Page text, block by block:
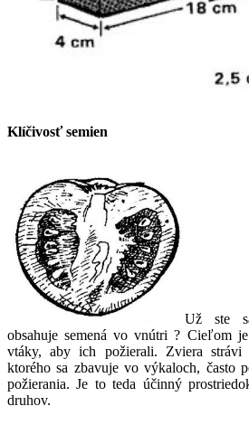
Klíčivosť semien
Už ste
obsahuje semená vo vnútri ? Cieľom
vtáky, aby ich požierali. Zviera strávi
ktorého sa zbavuje vo výkaloch, často
požierania. Je to teda účinný
druhov.